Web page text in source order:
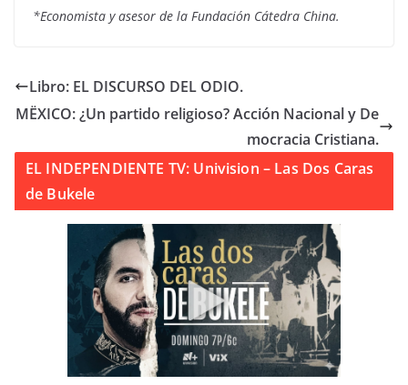
*Economista y asesor de la Fundación Cátedra China.
Libro: EL DISCURSO DEL ODIO.
MËXICO: ¿Un partido religioso? Acción Nacional y De
mocracia Cristiana.
EL INDEPENDIENTE TV: Univision – Las Dos Caras
de Bukele